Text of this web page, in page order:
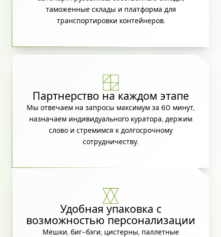
таможенные склады и платформа для
транспортировки контейнеров.
Партнерство на каждом этапе
Мы отвечаем на запросы максимум за 60 минут,
назначаем индивидуального куратора, держим
слово и стремимся к долгосрочному
сотрудничеству.
Удобная упаковка с
возможностью персонализации
Мешки, биг-бэги, цистерны, паллетные